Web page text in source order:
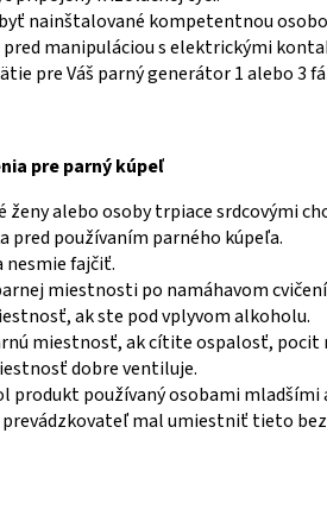
nainštalované kompetentnou
manipuláciou s elektrickými
pre Váš parný generátor 1 alebo 3
pre parný kúpeľ
ženy alebo osoby trpiace srdcovými
pred používaním parného kúpeľa.
nesmie fajčiť.
miestnosti po namáhavom
ak ste pod vplyvom alkoholu.
miestnosť, ak cítite ospalosť, pocit
dobre ventiluje.
produkt používaný osobami mladšími
prevádzkovateľ mal umiestniť tieto